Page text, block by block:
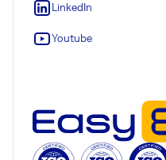
LinkedIn
Youtube